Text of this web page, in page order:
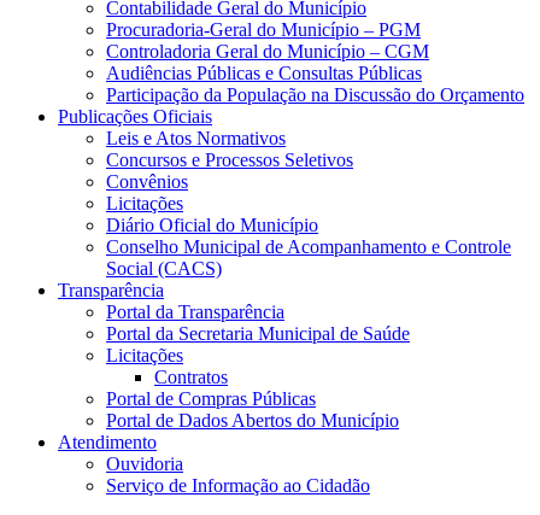
Contabilidade Geral do Município
Procuradoria-Geral do Município – PGM
Controladoria Geral do Município – CGM
Audiências Públicas e Consultas Públicas
Participação da População na Discussão do Orçamento
Publicações Oficiais
Leis e Atos Normativos
Concursos e Processos Seletivos
Convênios
Licitações
Diário Oficial do Município
Conselho Municipal de Acompanhamento e Controle
Social (CACS)
Transparência
Portal da Transparência
Portal da Secretaria Municipal de Saúde
Licitações
Contratos
Portal de Compras Públicas
Portal de Dados Abertos do Município
Atendimento
Ouvidoria
Serviço de Informação ao Cidadão